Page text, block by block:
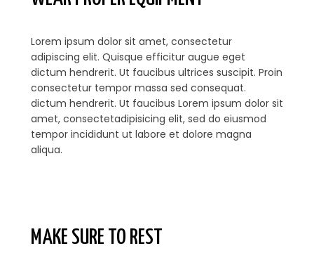
Lorem ipsum dolor sit amet, consectetur
adipiscing elit. Quisque efficitur augue eget
dictum hendrerit. Ut faucibus ultrices suscipit. Proin
consectetur tempor massa sed consequat.
dictum hendrerit. Ut faucibus Lorem ipsum dolor sit
amet, consectetadipisicing elit, sed do eiusmod
tempor incididunt ut labore et dolore magna
aliqua.
MAKE SURE TO REST